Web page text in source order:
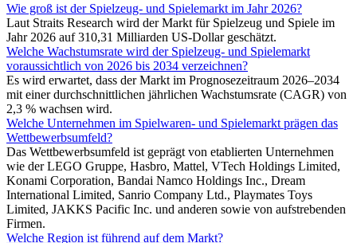
Wie groß ist der Spielzeug- und Spielemarkt im Jahr 2026?
Laut Straits Research wird der Markt für Spielzeug und Spiele im
Jahr 2026 auf 310,31 Milliarden US-Dollar geschätzt.
Welche Wachstumsrate wird der Spielzeug- und Spielemarkt
voraussichtlich von 2026 bis 2034 verzeichnen?
Es wird erwartet, dass der Markt im Prognosezeitraum 2026–2034
mit einer durchschnittlichen jährlichen Wachstumsrate (CAGR) von
2,3 % wachsen wird.
Welche Unternehmen im Spielwaren- und Spielemarkt prägen das
Wettbewerbsumfeld?
Das Wettbewerbsumfeld ist geprägt von etablierten Unternehmen
wie der LEGO Gruppe, Hasbro, Mattel, VTech Holdings Limited,
Konami Corporation, Bandai Namco Holdings Inc., Dream
International Limited, Sanrio Company Ltd., Playmates Toys
Limited, JAKKS Pacific Inc. und anderen sowie von aufstrebenden
Firmen.
Welche Region ist führend auf dem Markt?